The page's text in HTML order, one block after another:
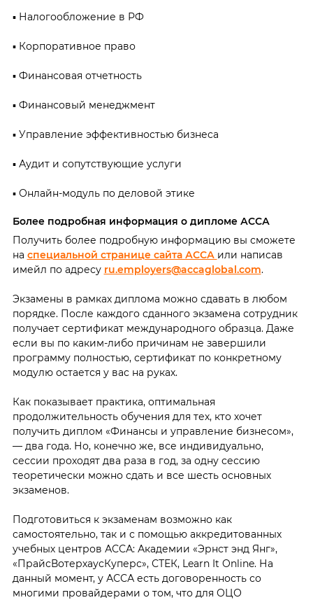
▪ Налогообложение в РФ
▪ Корпоративное право
▪ Финансовая отчетность
▪ Финансовый менеджмент
▪ Управление эффективностью бизнеса
▪ Аудит и сопутствующие услуги
▪ Онлайн-модуль по деловой этике
Более подробная информация о дипломе АССА
Получить более подробную информацию вы сможете
на специальной странице сайта АССА или написав
имейл по адресу ru.employers@accaglobal.com.
Экзамены в рамках диплома можно сдавать в любом
порядке. После каждого сданного экзамена сотрудник
получает сертификат международного образца. Даже
если вы по каким-либо причинам не завершили
программу полностью, сертификат по конкретному
модулю остается у вас на руках.
Как показывает практика, оптимальная
продолжительность обучения для тех, кто хочет
получить диплом «Финансы и управление бизнесом»,
— два года. Но, конечно же, все индивидуально,
сессии проходят два раза в год, за одну сессию
теоретически можно сдать и все шесть основных
экзаменов.
Подготовиться к экзаменам возможно как
самостоятельно, так и с помощью аккредитованных
учебных центров АССА: Академии «Эрнст энд Янг»,
«ПрайсВотерхаусКуперс», СТЕК, Learn It Online. На
данный момент, у АССА есть договоренность со
многими провайдерами о том, что для ОЦО